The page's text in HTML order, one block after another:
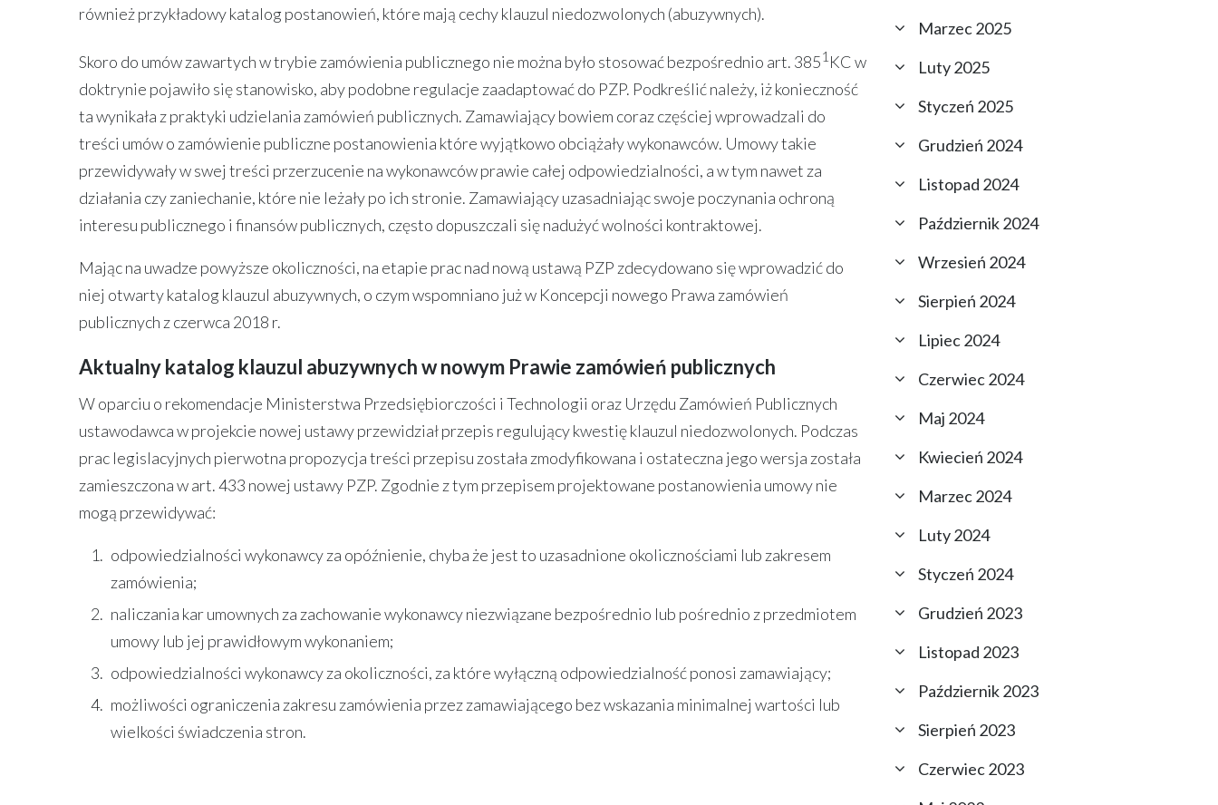
również przykładowy katalog postanowień, które mają cechy klauzul niedozwolonych (abuzywnych).
Skoro do umów zawartych w trybie zamówienia publicznego nie można było stosować bezpośrednio art. 3851 KC w
doktrynie pojawiło się stanowisko, aby podobne regulacje zaadaptować do PZP. Podkreślić należy, iż konieczność
ta wynikała z praktyki udzielania zamówień publicznych. Zamawiający bowiem coraz częściej wprowadzali do
treści umów o zamówienie publiczne postanowienia które wyjątkowo obciążały wykonawców. Umowy takie
przewidywały w swej treści przerzucenie na wykonawców prawie całej odpowiedzialności, a w tym nawet za
działania czy zaniechanie, które nie leżały po ich stronie. Zamawiający uzasadniając swoje poczynania ochroną
interesu publicznego i finansów publicznych, często dopuszczali się nadużyć wolności kontraktowej.
Mając na uwadze powyższe okoliczności, na etapie prac nad nową ustawą PZP zdecydowano się wprowadzić do
niej otwarty katalog klauzul abuzywnych, o czym wspomniano już w Koncepcji nowego Prawa zamówień
publicznych z czerwca 2018 r.
Aktualny katalog klauzul abuzywnych w nowym Prawie zamówień publicznych
W oparciu o rekomendacje Ministerstwa Przedsiębiorczości i Technologii oraz Urzędu Zamówień Publicznych
ustawodawca w projekcie nowej ustawy przewidział przepis regulujący kwestię klauzul niedozwolonych. Podczas
prac legislacyjnych pierwotna propozycja treści przepisu została zmodyfikowana i ostateczna jego wersja została
zamieszczona w art. 433 nowej ustawy PZP. Zgodnie z tym przepisem projektowane postanowienia umowy nie
mogą przewidywać:
odpowiedzialności wykonawcy za opóźnienie, chyba że jest to uzasadnione okolicznościami lub zakresem
zamówienia;
naliczania kar umownych za zachowanie wykonawcy niezwiązane bezpośrednio lub pośrednio z przedmiotem
umowy lub jej prawidłowym wykonaniem;
odpowiedzialności wykonawcy za okoliczności, za które wyłączną odpowiedzialność ponosi zamawiający;
możliwości ograniczenia zakresu zamówienia przez zamawiającego bez wskazania minimalnej wartości lub
wielkości świadczenia stron.
Marzec 2025
Luty 2025
Styczeń 2025
Grudzień 2024
Listopad 2024
Październik 2024
Wrzesień 2024
Sierpień 2024
Lipiec 2024
Czerwiec 2024
Maj 2024
Kwiecień 2024
Marzec 2024
Luty 2024
Styczeń 2024
Grudzień 2023
Listopad 2023
Październik 2023
Sierpień 2023
Czerwiec 2023